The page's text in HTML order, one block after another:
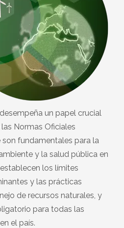
un papel crucial
Normas Oficiales
son fundamentales para la
y la salud pública en
los límites
y las prácticas
de recursos naturales, y
para todas las
el país.